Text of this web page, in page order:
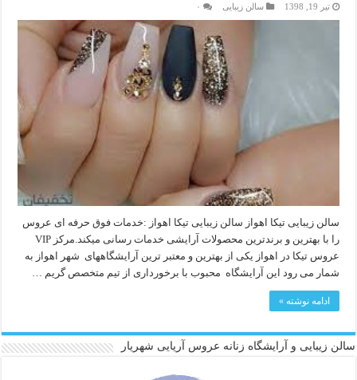
تیر 19, 1398 سالن زیبایی ۰
سالن زیبایی تیکا اهواز سالن زیبایی تیکا اهواز :خدمات فوق حرفه ای عروس
را با بهترین و برندترین محصولات آرایشی خدمات رسانی میکند.مرکز VIP
عروس تیکا در اهواز یکی از بهترین و معتبر ترین آرایشگاههای شهر اهواز به
شمار می رود این آرایشگاه محبوب با برخورداری از تیم متخصص گریم …
ادامه نوشته »
سالن زیبایی و آرایشگاه زنانه عروس آریایی شهریار